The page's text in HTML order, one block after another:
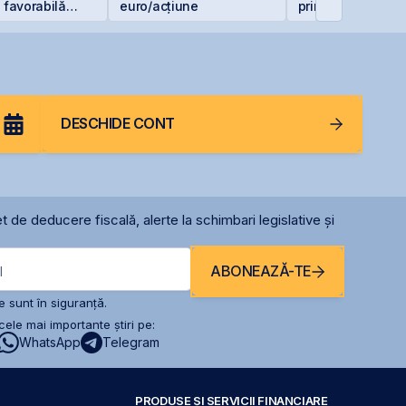
euro/acțiune
prima agenție de
comunicare
DESCHIDE CONT
deducere fiscală, alerte la schimbari legislative și
ABONEAZĂ-TE
sunt în siguranță.
mai importante știri pe:
WhatsApp Telegram
PRODUSE ȘI SERVICII FINANCIARE